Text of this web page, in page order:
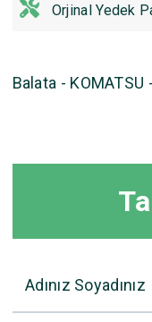
Orjinal Yedek
Balata - KOMATSU
Adınız Soyadınız